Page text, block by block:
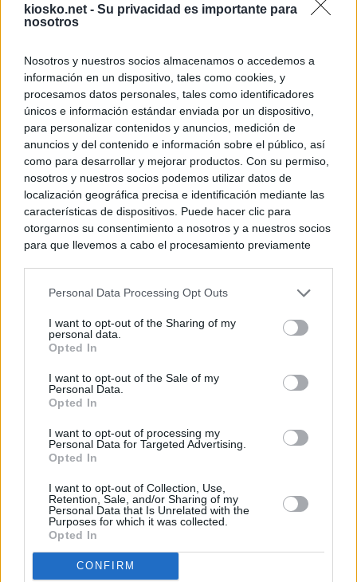
kiosko.net - Su privacidad es importante para
nosotros
Nosotros y nuestros socios almacenamos o accedemos a
información en un dispositivo, tales como cookies, y
procesamos datos personales, tales como identificadores
únicos e información estándar enviada por un dispositivo,
para personalizar contenidos y anuncios, medición de
anuncios y del contenido e información sobre el público, así
como para desarrollar y mejorar productos. Con su permiso,
nosotros y nuestros socios podemos utilizar datos de
localización geográfica precisa e identificación mediante las
características de dispositivos. Puede hacer clic para
otorgarnos su consentimiento a nosotros y a nuestros socios
para que llevemos a cabo el procesamiento previamente
negar su consentimiento. Tenga en cuenta que algún
de su consentimiento, pero usted tiene el derecho de
rechazar tal procesamiento. Sus preferencias se aplicarán
cualquier momento entrando de nuevo en este sitio web o
visitando nuestra política de privacidad.
Personal Data Processing Opt Outs
I want to opt-out of the Sharing of my
personal data.
Opted In
I want to opt-out of the Sale of my
Personal Data.
Opted In
I want to opt-out of processing my
Personal Data for Targeted Advertising.
Opted In
I want to opt-out of Collection, Use,
Retention, Sale, and/or Sharing of my
Personal Data that Is Unrelated with the
Purposes for which it was collected.
Opted In
CONFIRM